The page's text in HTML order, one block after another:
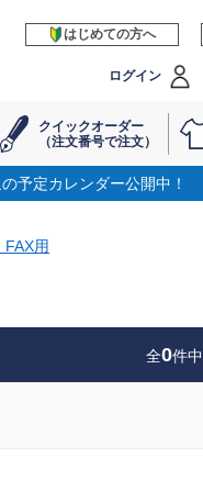
はじめての方へ
ログイン
クイックオーダー
（注文番号で注文）
予定カレンダー公開中！
用
全0件中